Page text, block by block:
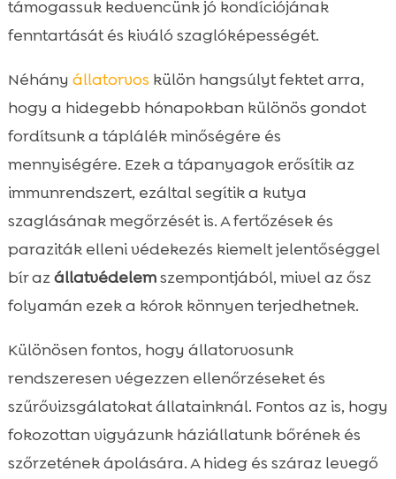
támogassuk kedvencünk jó kondíciójának
fenntartását és kiváló szaglóképességét.
Néhány állatorvos külön hangsúlyt fektet arra,
hogy a hidegebb hónapokban különös gondot
fordítsunk a táplálék minőségére és
mennyiségére. Ezek a tápanyagok erősítik az
immunrendszert, ezáltal segítik a kutya
szaglásának megőrzését is. A fertőzések és
paraziták elleni védekezés kiemelt jelentőséggel
bír azállatvédelemszempontjából, mivel az ősz
folyamán ezek a kórok könnyen terjedhetnek.
Különösen fontos, hogy állatorvosunk
rendszeresen végezzen ellenőrzéseket és
szűrővizsgálatokat állatainknál. Fontos az is, hogy
fokozottan vigyázunk háziállatunk bőrének és
szőrzetének ápolására. A hideg és száraz levegő